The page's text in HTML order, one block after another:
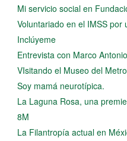
Mi servicio social en
Voluntariado en el IMSS por
Inclúyeme
Entrevista con Marco
VIsitando el Museo del Metro
Soy mamá neurotípica.
La Laguna Rosa, una
8M
La Filantropía actual en